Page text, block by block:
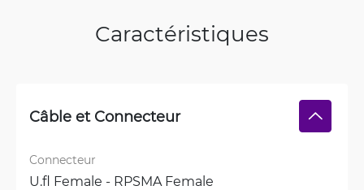
Caractéristiques
Câble et Connecteur
Connecteur
U.fl Female - RPSMA Female